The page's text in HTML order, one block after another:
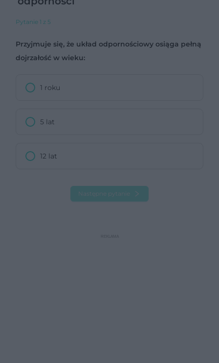
Pytanie 1 z 5
Przyjmuje się, że układ odpornościowy osiąga pełną
dojrzałość w wieku:
1 roku
5 lat
12 lat
Następne pytanie